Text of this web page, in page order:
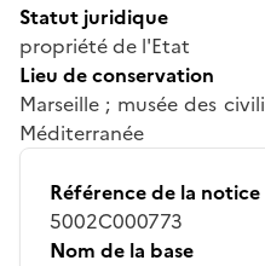
Statut juridique
propriété de l'Etat
Lieu de conservation
Marseille ; musée des
Méditerranée
Référence de la notice
5002C000773
Nom de la base